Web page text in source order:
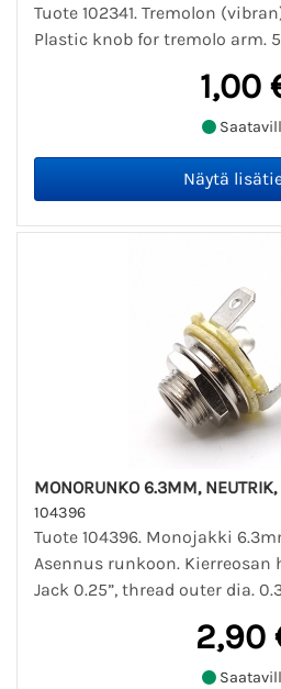
Tuote 102341. Tremolon
Plastic knob for tremolo arm.
1,00
MONORUNKO 6.3MM, NEUTRIK,
104396
Tuote 104396. Monojakki
Asennus runkoon. Kierreosan
Jack 0.25”, thread outer dia.
2,90